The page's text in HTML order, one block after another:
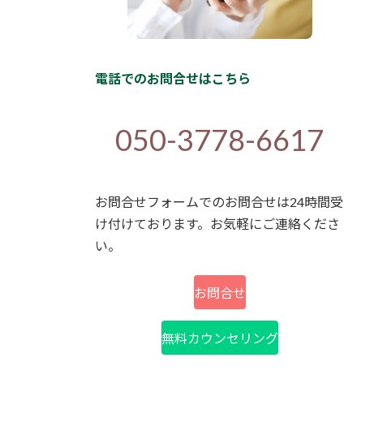
電話でのお問合せはこちら
050-3778-6617
お問合せフォームでのお問合せは24時間受
け付けております。お気軽にご連絡くださ
い。
お問合せ
無料カウンセリング